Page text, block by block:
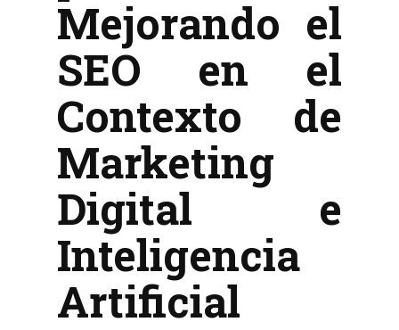
Mejorando el
SEO en el
Contexto de
Marketing
Digital e
Inteligencia
Artificial